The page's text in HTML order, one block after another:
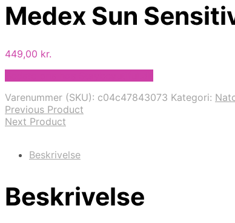
Medex Sun
449,00 kr.
Varenummer (SKU): c04c47843073 Kategori:
Previous Product
Next Product
Beskrivelse
Beskrivelse